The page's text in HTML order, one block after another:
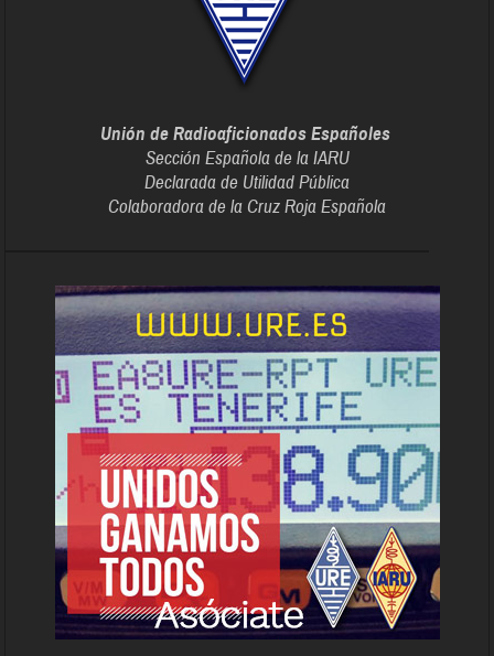
Unión de Radioaficionados Españoles
Sección Española de la IARU
Declarada de Utilidad Pública
Colaboradora de la Cruz Roja Española